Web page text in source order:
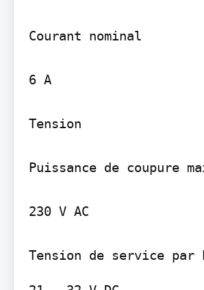
Courant nominal
6 A
Tension
Puissance de coupure
230 V AC